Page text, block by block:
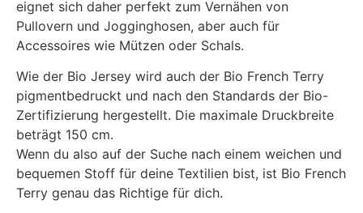
eignet sich daher perfekt zum Vernähen von
Pullovern und Jogginghosen, aber auch für
Accessoires wie Mützen oder Schals.
Wie der Bio Jersey wird auch der Bio French Terry
pigmentbedruckt und nach den Standards der Bio-
Zertifizierung hergestellt. Die maximale Druckbreite
beträgt 150 cm.
Wenn du also auf der Suche nach einem weichen und
bequemen Stoff für deine Textilien bist, ist Bio French
Terry genau das Richtige für dich.